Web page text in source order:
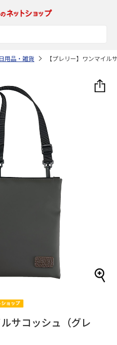
用品・雑貨 【プレリー】ワンマイ
サコッシュ（グレ